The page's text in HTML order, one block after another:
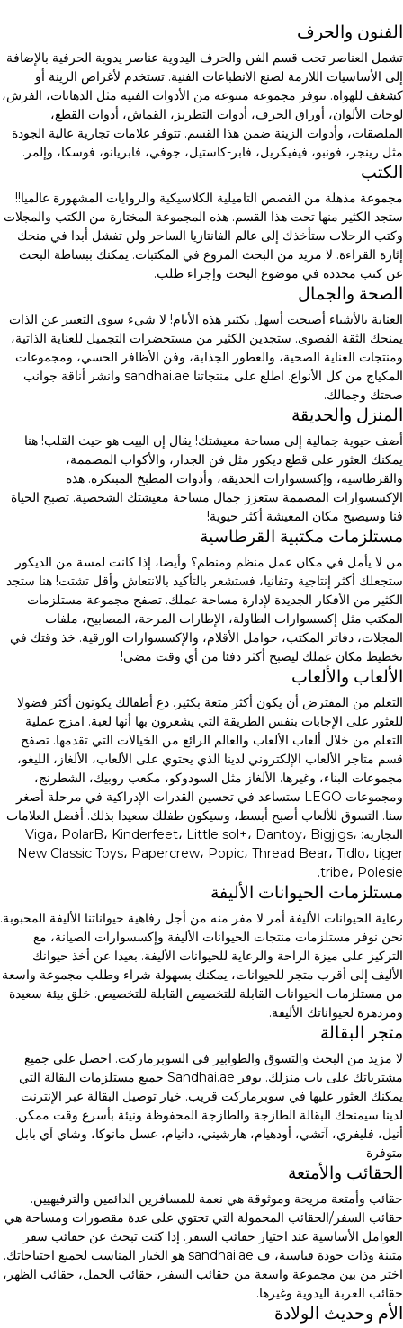
الفنون والحرف
تشمل العناصر تحت قسم الفن والحرف اليدوية عناصر يدوية الحرفية بالإضافة
إلى الأساسيات اللازمة لصنع الانطباعات الفنية. تستخدم لأغراض الزينة أو
كشغف للهواة. تتوفر مجموعة متنوعة من الأدوات الفنية مثل الدهانات، الفرش،
لوحات الألوان، أوراق الحرف، أدوات التطريز، القماش، أدوات القطع،
الملصقات، وأدوات الزينة ضمن هذا القسم. تتوفر علامات تجارية عالية الجودة
مثل رينجر، فونبو، فيفيكريل، فابر-كاستيل، جوفي، فابريانو، فوسكا، وإلمر.
الكتب
مجموعة مذهلة من القصص التاميلية الكلاسيكية والروايات المشهورة عالميا!!
ستجد الكثير منها تحت هذا القسم. هذه المجموعة المختارة من الكتب والمجلات
وكتب الرحلات ستأخذك إلى عالم الفانتازيا الساحر ولن تفشل أبدا في منحك
إثارة القراءة. لا مزيد من البحث المروع في المكتبات. يمكنك ببساطة البحث
عن كتب محددة في موضوع البحث وإجراء طلب.
الصحة والجمال
العناية بالأشياء أصبحت أسهل بكثير هذه الأيام! لا شيء سوى التعبير عن الذات
يمنحك الثقة القصوى. ستجدين الكثير من مستحضرات التجميل للعناية الذاتية،
ومنتجات العناية الصحية، والعطور الجذابة، وفن الأظافر الحسي، ومجموعات
المكياج من كل الأنواع. اطلع على منتجاتنا sandhai.ae وانشر أناقة جوانب
صحتك وجمالك.
المنزل والحديقة
أضف حيوية جمالية إلى مساحة معيشتك! يقال إن البيت هو حيث القلب! هنا
يمكنك العثور على قطع ديكور مثل فن الجدار، والأكواب المصممة،
والقرطاسية، وإكسسوارات الحديقة، وأدوات المطبخ المبتكرة. هذه
الإكسسوارات المصممة ستعزز جمال مساحة معيشتك الشخصية. تصبح الحياة
فنا وسيصبح مكان المعيشة أكثر حيوية!
مستلزمات مكتبية القرطاسية
من لا يأمل في مكان عمل منظم ومنظم؟ وأيضا، إذا كانت لمسة من الديكور
ستجعلك أكثر إنتاجية وتفانيا، فستشعر بالتأكيد بالانتعاش وأقل تشتت! هنا ستجد
الكثير من الأفكار الجديدة لإدارة مساحة عملك. تصفح مجموعة مستلزمات
المكتب مثل إكسسوارات الطاولة، الإطارات المرحة، المصابيح، ملفات
المجلات، دفاتر المكتب، حوامل الأقلام، والإكسسوارات الورقية. خذ وقتك في
تخطيط مكان عملك ليصبح أكثر دفئا من أي وقت مضى!
الألعاب والألعاب
التعلم من المفترض أن يكون أكثر متعة بكثير. دع أطفالك يكونون أكثر فضولا
للعثور على الإجابات بنفس الطريقة التي يشعرون بها أنها لعبة. امزج عملية
التعلم من خلال ألعاب الألعاب والعالم الرائع من الخيالات التي تقدمها. تصفح
قسم متاجر الألعاب الإلكتروني لدينا الذي يحتوي على الألعاب، الألغاز، الليغو،
مجموعات البناء، وغيرها. الألغاز مثل السودوكو، مكعب روبيك، الشطرنج،
ومجموعات LEGO ستساعد في تحسين القدرات الإدراكية في مرحلة أصغر
سنا. التسوق للألعاب أصبح أبسط، وسيكون طفلك سعيدا بذلك. أفضل العلامات
التجارية: Viga، PolarB، Kinderfeet، Little sol+، Dantoy، Bigjigs،
New Classic Toys، Papercrew، Popic، Thread Bear، Tidlo، tiger
tribe، Polesie.
مستلزمات الحيوانات الأليفة
رعاية الحيوانات الأليفة أمر لا مفر منه من أجل رفاهية حيواناتنا الأليفة المحبوبة.
نحن نوفر مستلزمات منتجات الحيوانات الأليفة وإكسسوارات الصيانة، مع
التركيز على ميزة الراحة والرعاية للحيوانات الأليفة. بعيدا عن أخذ حيوانك
الأليف إلى أقرب متجر للحيوانات، يمكنك بسهولة شراء وطلب مجموعة واسعة
من مستلزمات الحيوانات القابلة للتخصيص القابلة للتخصيص. خلق بيئة سعيدة
ومزدهرة لحيواناتك الأليفة.
متجر البقالة
لا مزيد من البحث والتسوق والطوابير في السوبرماركت. احصل على جميع
مشترياتك على باب منزلك. يوفر Sandhai.ae جميع مستلزمات البقالة التي
يمكنك العثور عليها في سوبرماركت قريب. خيار توصيل البقالة عبر الإنترنت
لدينا سيمنحك البقالة الطازجة والطازجة المحفوظة ونيئة بأسرع وقت ممكن.
أنيل، فليفري، آتشي، أودهيام، هارشيني، دانيام، عسل مانوكا، وشاي آي بابل
متوفرة
الحقائب والأمتعة
حقائب وأمتعة مريحة وموثوقة هي نعمة للمسافرين الدائمين والترفيهيين.
حقائب السفر/الحقائب المحمولة التي تحتوي على عدة مقصورات ومساحة هي
العوامل الأساسية عند اختيار حقائب السفر. إذا كنت تبحث عن حقائب سفر
متينة وذات جودة قياسية، ف sandhai.ae هو الخيار المناسب لجميع احتياجاتك.
اختر من بين مجموعة واسعة من حقائب السفر، حقائب الحمل، حقائب الظهر،
حقائب العربة اليدوية وغيرها.
الأم وحديث الولادة